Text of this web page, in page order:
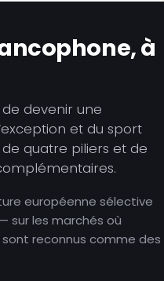
à
devenir une
et du sport
quatre piliers et de
européenne sélective
sur les marchés où
reconnus comme des